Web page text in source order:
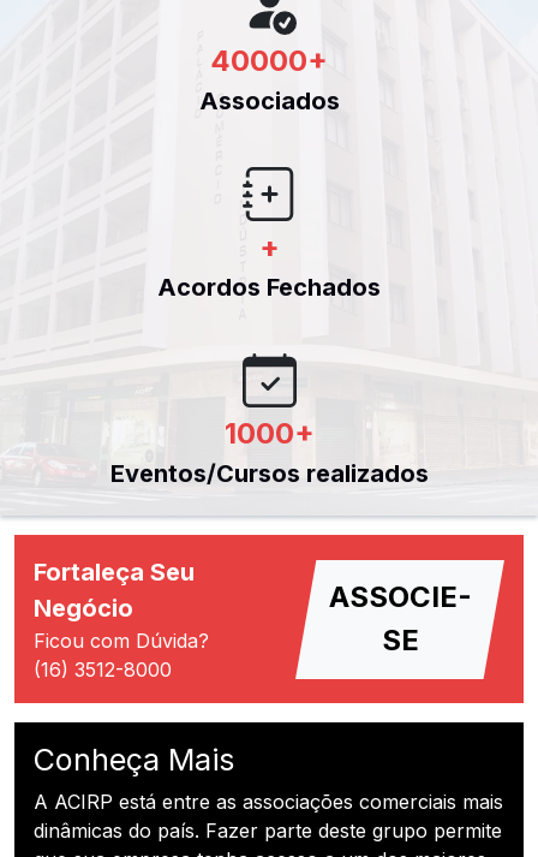
40000+
Associados
+
Acordos Fechados
1000+
Eventos/Cursos realizados
Fortaleça Seu
Negócio
Ficou com Dúvida?
(16) 3512-8000
ASSOCIE-
SE
Conheça Mais
A ACIRP está entre as associações comerciais mais
dinâmicas do país. Fazer parte deste grupo permite